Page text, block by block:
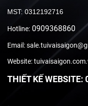
MST: 0312192716
Hotline: 0909368860
Email:
Website:
THIẾT KẾ